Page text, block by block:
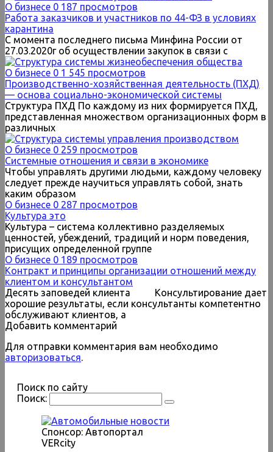
О бизнесе 0 187 просмотров
Работа заказчиков и участников по 44-ФЗ в условиях
карантина
С момента последнего письма Минфина России от
27.03.2020г об осуществлении закупок в связи с
О бизнесе 0 1 545 просмотров
Производственно-хозяйственная деятельность (ПХД)
— основа социально-экономической системы
Структура ПХД По каждому из них формируется ПХД,
представленная множеством организационных форм в
различных
О бизнесе 0 259 просмотров
Системные отношения и связи в экономике
Чтобы управлять другими людьми, каждому человеку
следует прежде научиться управлять собой, знать
каким образом
О бизнесе 0 287 просмотров
Культура это
Культура – система коллективно разделяемых
ценностей, убеждений, традиций и норм поведения,
присущих определенной группе
О бизнесе 0 189 просмотров
Контракт и принципы организации отношений между
клиентом и консультантом
Десять заповедей клиента Консультирование дает
хорошие результаты, если консультанты компетентно
обслуживают клиентов, а
Добавить комментарий
Для отправки комментария вам необходимо
авторизоваться.
Поиск по сайту
Поиск:
Спонсор: Автопортал
VERcity